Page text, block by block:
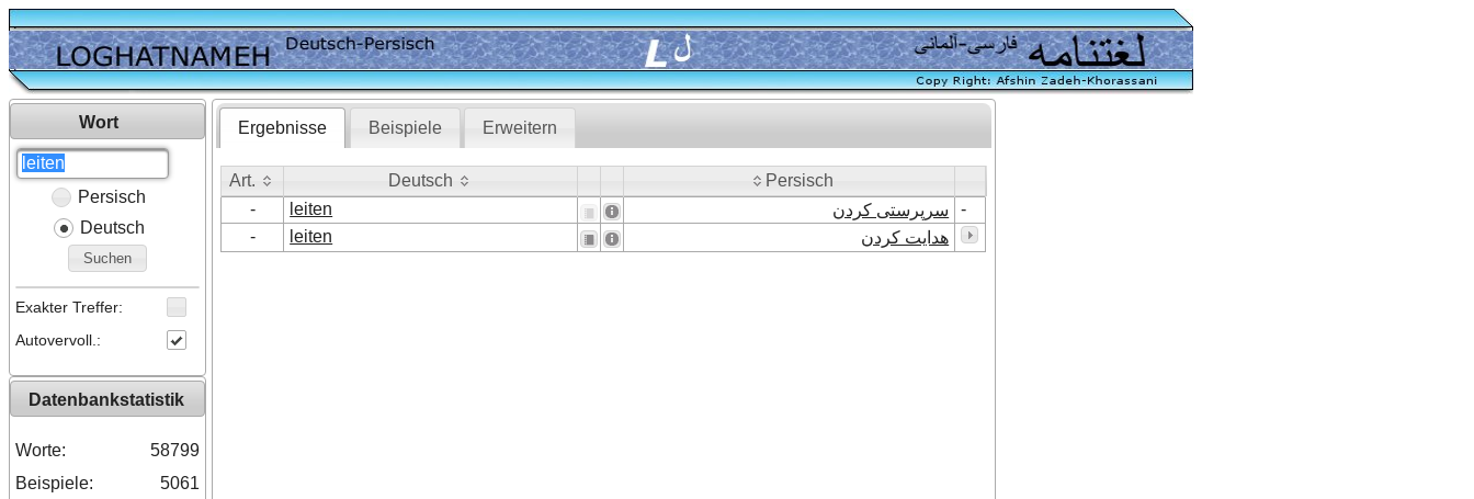
Wort
Persisch
Deutsch
Suchen
Exakter Treffer:
Autovervoll.:
Datenbankstatistik
Worte:
58799
Beispiele:
5061
Ergebnisse Beispiele Erweitern
Art. Deutsch
Persisch
Art.
- leiten سرپرستی کردن
-
-
leiten هدایت کردن